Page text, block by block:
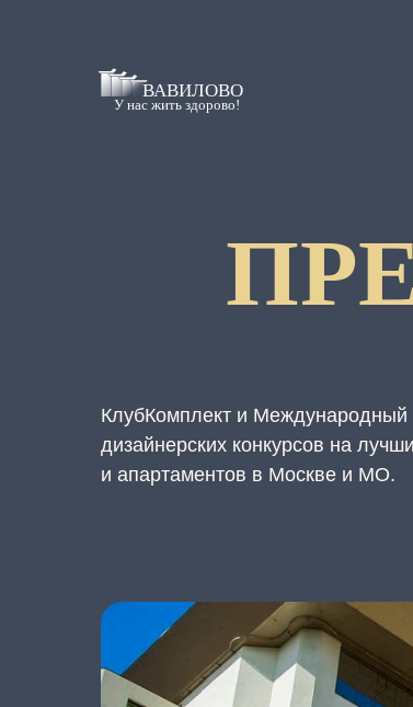
КлубКомплект и
дизайнерских конкурсов на
и апартаментов в Москве и МО.